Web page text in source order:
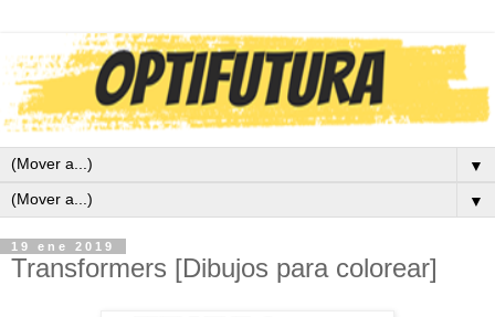
▼
▼
19 ene 2019
Transformers [Dibujos para colorear]